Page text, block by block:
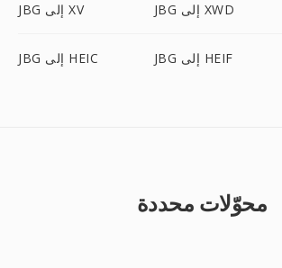
JBG إلى XV JBG إلى XWD
JBG إلى HEIC JBG إلى HEIF
محوّلات محددة